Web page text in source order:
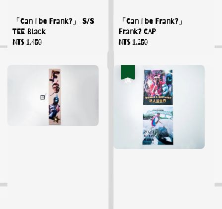
「Can I be Frank?」 S/S
TEE Black
Regular
NT$ 1,450
「Can I be Frank?」
Frank? CAP
Regular
NT$ 1,250